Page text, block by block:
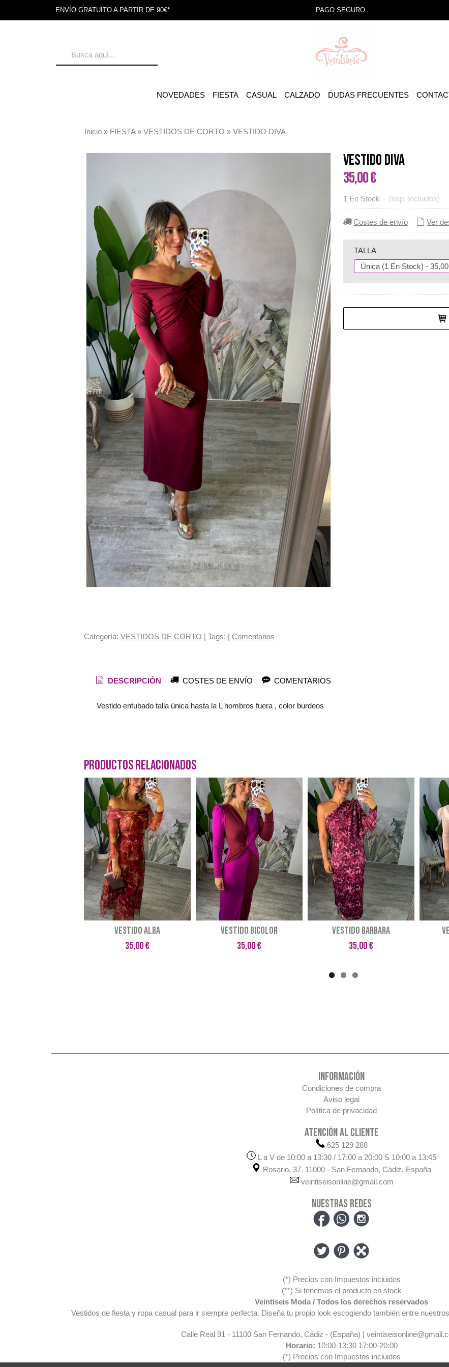
ENVÍO GRATUITO A PARTIR DE 90€* PAGO SEGURO
NOVEDADES FIESTA CASUAL CALZADO DUDAS FRECUENTES
Inicio» FIESTA» VESTIDOS DE CORTO » VESTIDO DIVA
VESTIDO DIVA
35,00 €
1 En Stock - (Imp. Incluidos)
Costes de envío Ver
TALLA
Categoría: VESTIDOS DE CORTO | Tags: | Comentarios
DESCRIPCIÓN COSTES DE ENVÍO COMENTARIOS
Vestido entubado talla única hasta la L hombros fuera , color burdeos
Productos Relacionados
VESTIDO ALBA
35,00 €
VESTIDO BICOLOR
35,00 €
VESTIDO BARBARA
35,00 €
INFORMACIÓN
Condiciones de compra
Aviso legal
Política de privacidad
ATENCIÓN AL CLIENTE
625 129 288
L a V de 10:00 a 13:30 / 17:00 a 20:00 S 10:00 a 13:45
Rosario, 37. 11000 - San Fernando, Cádiz, España
veintiseisonline@gmail.com
NUESTRAS REDES
(*) Precios con Impuestos incluidos
(**) Si tenemos el producto en stock
Veintiseis Moda / Todos los derechos reservados
Vestidos de fiesta y ropa casual para ir siempre perfecta. Diseña tu propio look escogiendo también entre
Calle Real 91 - 11100 San Fernando, Cádiz - (España) |
Horario: 10:00-13:30 17:00-20:00
(*) Precios con Impuestos incluidos